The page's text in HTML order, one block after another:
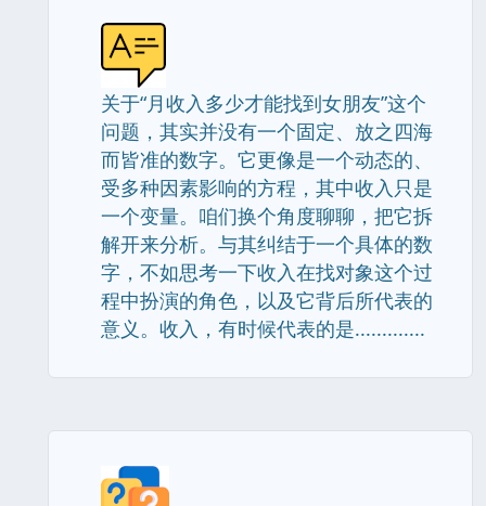
关于“月收入多少才能找到女朋友”这个
问题，其实并没有一个固定、放之四海
而皆准的数字。它更像是一个动态的、
受多种因素影响的方程，其中收入只是
一个变量。咱们换个角度聊聊，把它拆
解开来分析。与其纠结于一个具体的数
字，不如思考一下收入在找对象这个过
程中扮演的角色，以及它背后所代表的
意义。收入，有时候代表的是.............